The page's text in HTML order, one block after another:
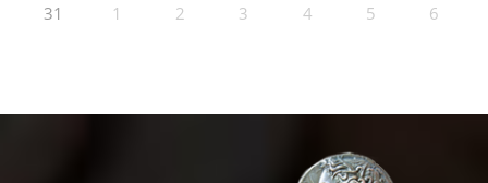
31 1 2 3 4 5 6